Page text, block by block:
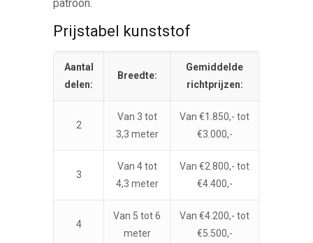
patroon.
Prijstabel kunststof
Aantal
delen:
Breedte:
Gemiddelde
richtprijzen:
2
Van 3 tot
3,3 meter
Van €1.850,- tot
€3.000,-
3
Van 4 tot
4,3 meter
Van €2.800,- tot
€4.400,-
4
Van 5 tot 6
meter
Van €4.200,- tot
€5.500,-